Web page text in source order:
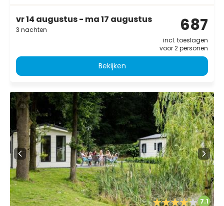
vr 14 augustus - ma 17 augustus
3 nachten 687
incl. toeslagen
voor 2 personen
Bekijken
7.1